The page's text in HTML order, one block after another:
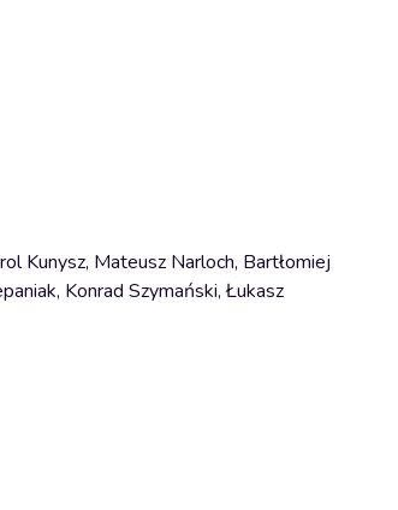
Kunysz, Mateusz Narloch, Bartłomiej
Konrad Szymański, Łukasz